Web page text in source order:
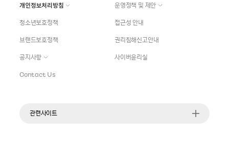
개인정보처리방침
운영정책 및 제안
청소년보호정책
접근성 안내
브랜드보호정책
권리침해신고안내
공지사항
사이버윤리실
Contact Us
관련사이트